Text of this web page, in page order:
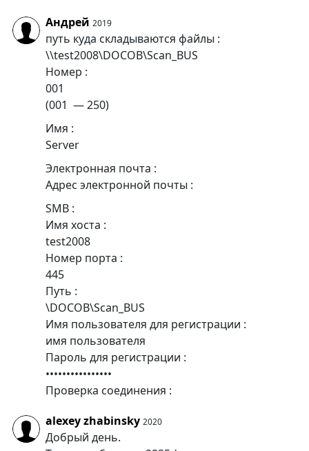
Андрей 2019
путь куда складываются файлы :
\\test2008\DOCOB\Scan_BUS
Номер :
001
(001 — 250)
Имя :
Server
Электронная почта :
Адрес электронной почты :
SMB :
Имя хоста :
test2008
Номер порта :
445
Путь :
\DOCOB\Scan_BUS
Имя пользователя для регистрации :
имя пользователя
Пароль для регистрации :
••••••••••••••••
Проверка соединения :
alexey zhabinsky 2020
Добрый день.